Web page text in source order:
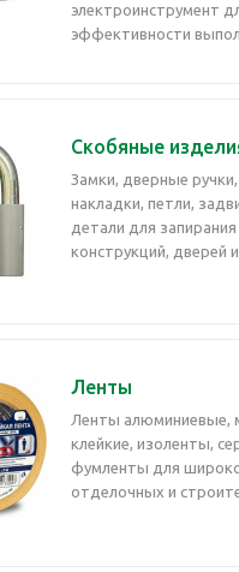
электроинструмент
эффективности
Скобяные
Замки, дверные
накладки, петли,
детали для
конструкций, дверей
Ленты
Ленты алюминиевые,
клейкие, изоленты,
фумленты для
отделочных и